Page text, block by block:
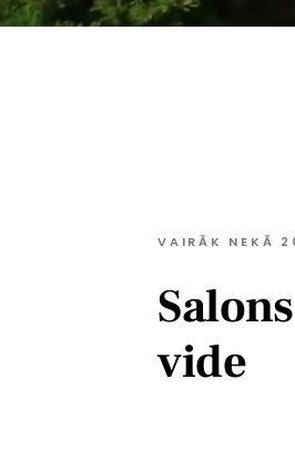
VAIRĀK NEKĀ
vide